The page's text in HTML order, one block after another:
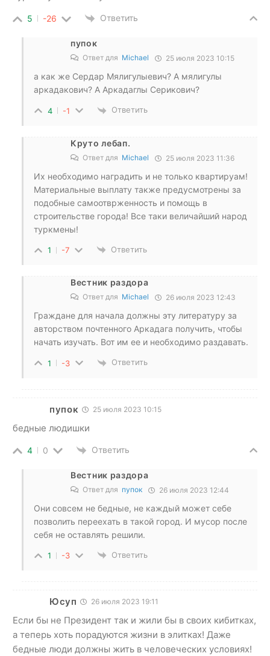
5 -26 Ответить
пупок
Ответ для Michael 25 июля 2023 10:15
а как же Сердар Мялигулыевич? А мялигулы
аркадакович? А Аркадаглы Серикович?
4 -1 Ответить
Круто лебап.
Ответ для Michael 25 июля 2023 11:36
Их необходимо наградить и не только квартируам!
Материальные выплату также предусмотрены за
подобные самоотврженность и помощь в
строительстве города! Все таки величайший народ
туркмены!
1 -7 Ответить
Вестник раздора
Ответ для Michael 26 июля 2023 12:43
Граждане для начала должны эту литературу за
авторством почтенного Аркадага получить, чтобы
начать изучать. Вот им ее и необходимо раздавать.
1 -3 Ответить
пупок 25 июля 2023 10:15
бедные людишки
4 0 Ответить
Вестник раздора
Ответ для пупок 26 июля 2023 12:44
Они совсем не бедные, не каждый может себе
позволить переехать в такой город. И мусор после
себя не оставлять решили.
1 -3 Ответить
Юсуп 26 июля 2023 19:11
Если бы не Президент так и жили бы в своих кибитках,
а теперь хоть порадуются жизни в элитках! Даже
бедные люди должны жить в человеческих условиях!